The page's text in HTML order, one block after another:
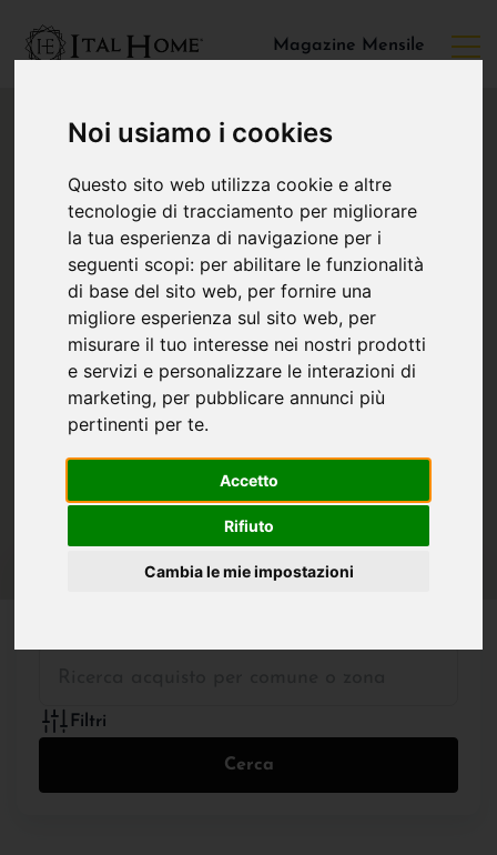
Noi usiamo i cookies
Questo sito web utilizza cookie e altre
tecnologie di tracciamento per migliorare
la tua esperienza di navigazione per i
seguenti scopi: per abilitare le funzionalità
di base del sito web, per fornire una
migliore esperienza sul sito web, per
misurare il tuo interesse nei nostri prodotti
e servizi e personalizzare le interazioni di
marketing, per pubblicare annunci più
pertinenti per te.
Accetto
Rifiuto
Cambia le mie impostazioni
Magazine Mensile
Filtri
Cerca